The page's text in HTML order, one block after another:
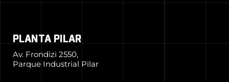
PLANTA PILAR
Av. Frondizi 2550,
Parque Industrial Pilar